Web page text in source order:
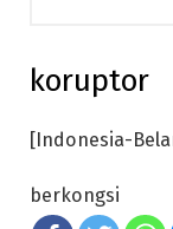
koruptor
[Indonesia-
berkongsi